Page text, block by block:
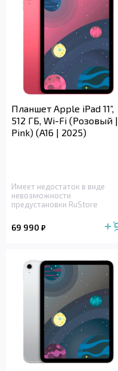
Планшет Apple iPad 11”,
512 ГБ, Wi-Fi (Розовый |
Pink) (A16 | 2025)
Имеет недостаток в виде
невозможности
предустановки RuStore
69 990 ₽